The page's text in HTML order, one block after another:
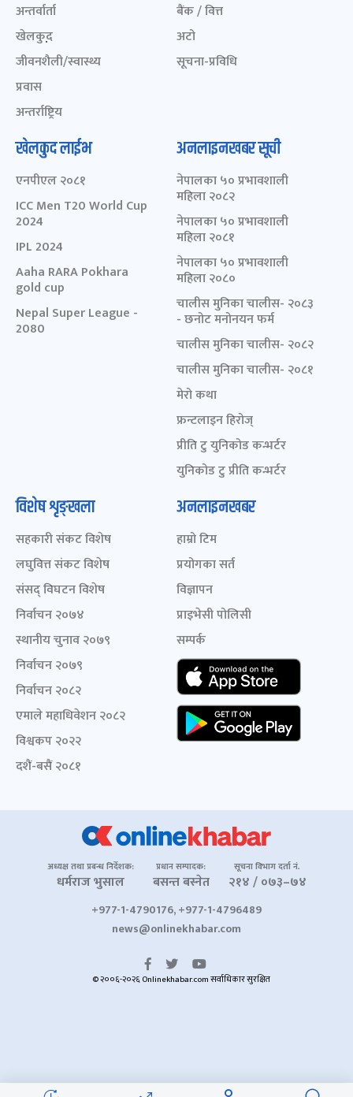
अन्तर्वार्ता
खेलकुद़़
जीवनशैली/स्वास्थ्य
प्रवास
अन्तर्राष्ट्रिय
बैंक / वित्त
अटो
सूचना-प्रविधि
खेलकुद लाईभ
एनपीएल २०८१
ICC Men T20 World Cup
2024
IPL 2024
Aaha RARA Pokhara
gold cup
Nepal Super League -
2080
अनलाइनखबर सूची
नेपालका ५० प्रभावशाली
महिला २०८२
नेपालका ५० प्रभावशाली
महिला २०८१
नेपालका ५० प्रभावशाली
महिला २०८०
चालीस मुनिका चालीस- २०८३
- छनोट मनोनयन फर्म
चालीस मुनिका चालीस- २०८२
चालीस मुनिका चालीस- २०८१
मेरो कथा
फ्रन्टलाइन हिरोज्
प्रीति टु युनिकोड कन्भर्टर
युनिकोड टु प्रीति कन्भर्टर
विशेष शृङ्खला
सहकारी संकट विशेष
लघुवित्त संकट विशेष
संसद् विघटन विशेष
निर्वाचन २०७४
स्थानीय चुनाव २०७९
निर्वाचन २०७९
निर्वाचन २०८२
एमाले महाधिवेशन २०८२
विश्वकप २०२२
दशैं-बसैं २०८१
अनलाइनखबर
हाम्रो टिम
प्रयोगका सर्त
विज्ञापन
प्राइभेसी पोलिसी
सम्पर्क
अध्यक्ष तथा प्रबन्ध निर्देशक:
धर्मराज भुसाल
प्रधान सम्पादक:
बसन्त बस्नेत
सूचना विभाग दर्ता नं.
२१४ / ०७३–७४
+977-1-4790176, +977-1-4796489
news@onlinekhabar.com
© २००६-२०२६ Onlinekhabar.com सर्वाधिकार सुरक्षित